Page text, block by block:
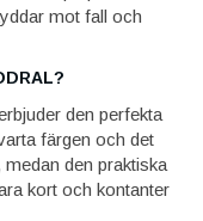
mot fall och
den perfekta
färgen och det
den praktiska
kort och kontanter